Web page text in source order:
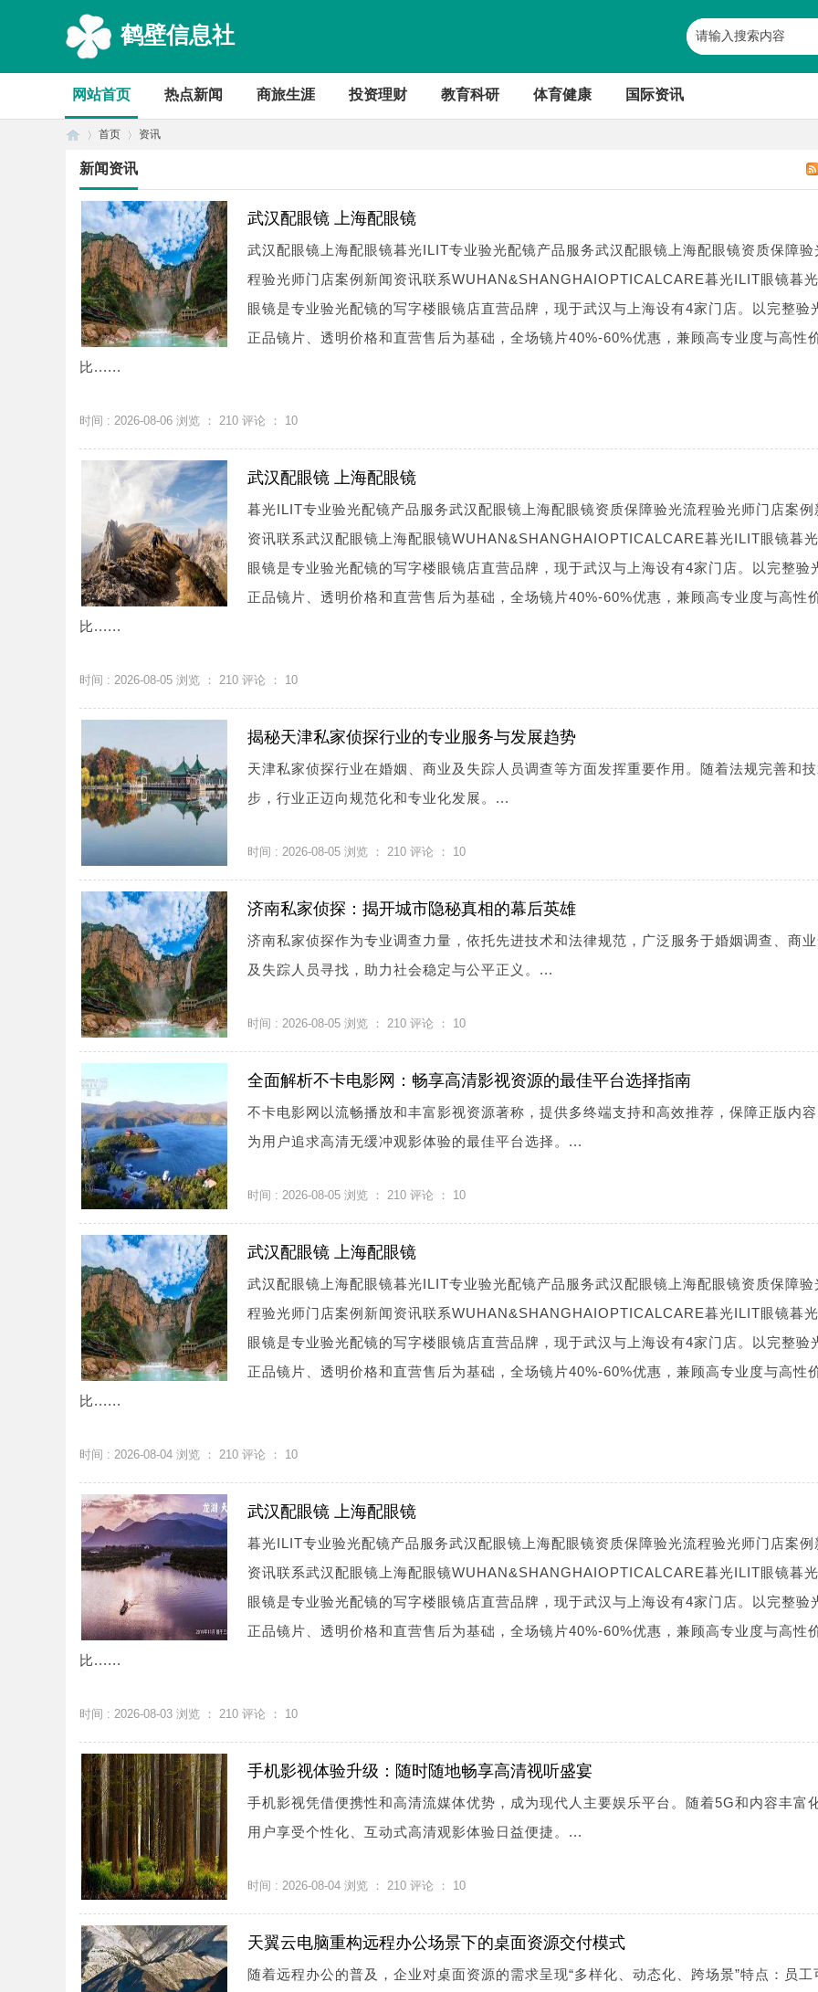
鹤壁信息社
网站首页 热点新闻 商旅生涯 投资理财 教育科研 体育健康 国际资讯
首页
›
资讯
新闻资讯
武汉配眼镜 上海配眼镜
武汉配眼镜上海配眼镜暮光ILIT专业验光配镜产品服务武汉配眼镜上海配眼镜资质保障验
程验光师门店案例新闻资讯联系WUHAN&SHANGHAIOPTICALCARE暮光ILIT眼镜暮
眼镜是专业验光配镜的写字楼眼镜店直营品牌，现于武汉与上海设有4家门店。以完整验
正品镜片、透明价格和直营售后为基础，全场镜片40%-60%优惠，兼顾高专业度与高性
比......
时间 : 2026-08-06 浏览 ： 210 评论 ： 10
武汉配眼镜 上海配眼镜
暮光ILIT专业验光配镜产品服务武汉配眼镜上海配眼镜资质保障验光流程验光师门店案例
资讯联系武汉配眼镜上海配眼镜WUHAN&SHANGHAIOPTICALCARE暮光ILIT眼镜暮
眼镜是专业验光配镜的写字楼眼镜店直营品牌，现于武汉与上海设有4家门店。以完整验
正品镜片、透明价格和直营售后为基础，全场镜片40%-60%优惠，兼顾高专业度与高性
比......
时间 : 2026-08-05 浏览 ： 210 评论 ： 10
揭秘天津私家侦探行业的专业服务与发展趋势
天津私家侦探行业在婚姻、商业及失踪人员调查等方面发挥重要作用。随着法规完善和
步，行业正迈向规范化和专业化发展。...
时间 : 2026-08-05 浏览 ： 210 评论 ： 10
济南私家侦探：揭开城市隐秘真相的幕后英雄
济南私家侦探作为专业调查力量，依托先进技术和法律规范，广泛服务于婚姻调查、商
及失踪人员寻找，助力社会稳定与公平正义。...
时间 : 2026-08-05 浏览 ： 210 评论 ： 10
全面解析不卡电影网：畅享高清影视资源的最佳平台选择指南
不卡电影网以流畅播放和丰富影视资源著称，提供多终端支持和高效推荐，保障正版内
为用户追求高清无缓冲观影体验的最佳平台选择。...
时间 : 2026-08-05 浏览 ： 210 评论 ： 10
武汉配眼镜 上海配眼镜
武汉配眼镜上海配眼镜暮光ILIT专业验光配镜产品服务武汉配眼镜上海配眼镜资质保障验
程验光师门店案例新闻资讯联系WUHAN&SHANGHAIOPTICALCARE暮光ILIT眼镜暮
眼镜是专业验光配镜的写字楼眼镜店直营品牌，现于武汉与上海设有4家门店。以完整验
正品镜片、透明价格和直营售后为基础，全场镜片40%-60%优惠，兼顾高专业度与高性
比......
时间 : 2026-08-04 浏览 ： 210 评论 ： 10
武汉配眼镜 上海配眼镜
暮光ILIT专业验光配镜产品服务武汉配眼镜上海配眼镜资质保障验光流程验光师门店案例
资讯联系武汉配眼镜上海配眼镜WUHAN&SHANGHAIOPTICALCARE暮光ILIT眼镜暮
眼镜是专业验光配镜的写字楼眼镜店直营品牌，现于武汉与上海设有4家门店。以完整验
正品镜片、透明价格和直营售后为基础，全场镜片40%-60%优惠，兼顾高专业度与高性
比......
时间 : 2026-08-03 浏览 ： 210 评论 ： 10
手机影视体验升级：随时随地畅享高清视听盛宴
手机影视凭借便携性和高清流媒体优势，成为现代人主要娱乐平台。随着5G和内容丰富
用户享受个性化、互动式高清观影体验日益便捷。...
时间 : 2026-08-04 浏览 ： 210 评论 ： 10
天翼云电脑重构远程办公场景下的桌面资源交付模式
随着远程办公的普及，企业对桌面资源的需求呈现“多样化、动态化、跨场景”特点：员工